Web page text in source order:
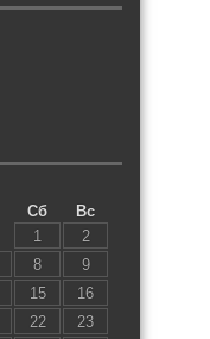
Сб
Вс
1
2
8
9
15
16
22
23